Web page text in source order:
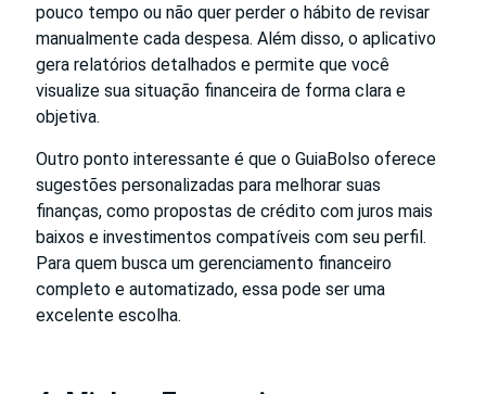
pouco tempo ou não quer perder o hábito de revisar
manualmente cada despesa. Além disso, o aplicativo
gera relatórios detalhados e permite que você
visualize sua situação financeira de forma clara e
objetiva.
Outro ponto interessante é que o GuiaBolso oferece
sugestões personalizadas para melhorar suas
finanças, como propostas de crédito com juros mais
baixos e investimentos compatíveis com seu perfil.
Para quem busca um gerenciamento financeiro
completo e automatizado, essa pode ser uma
excelente escolha.